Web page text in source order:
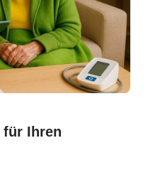
für Ihren